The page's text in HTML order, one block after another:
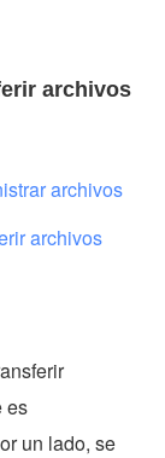
archivos
archivos
archivos
es
un lado, se